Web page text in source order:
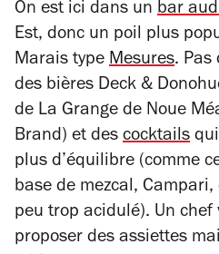
On est ici dans un bar
Est, donc un poil plus
Marais type Mesures. Pas
des bières Deck &
de La Grange de Noue
Brand) et des cocktails
plus d’équilibre (comme
base de mezcal,
peu trop acidulé). Un
proposer des assiettes